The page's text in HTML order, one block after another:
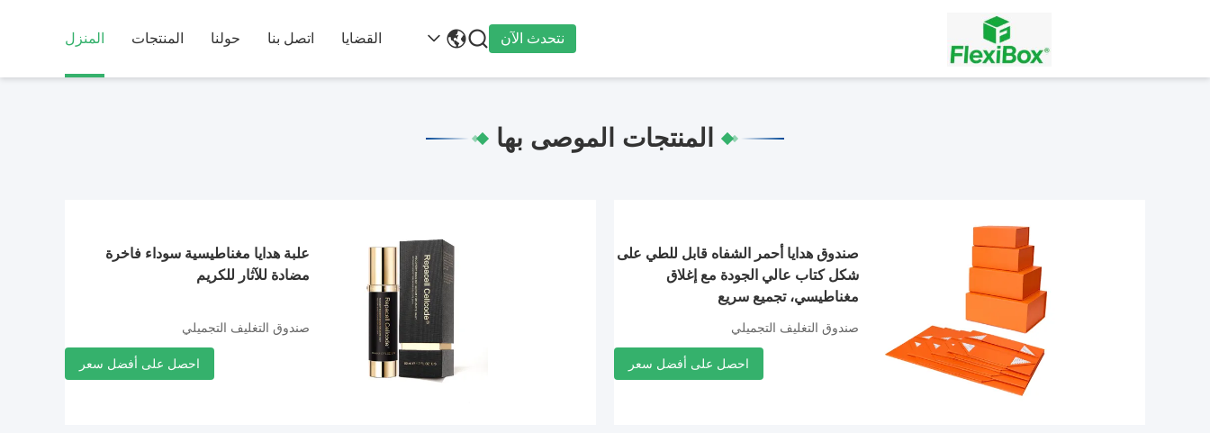
المنزل المنتجات حولنا اتصل بنا القضايا نتحدث الآن 
المنتجات الموصى بها
صندوق هدايا أحمر الشفاه قابل للطي على
شكل كتاب عالي الجودة مع إغلاق
مغناطيسي، تجميع سريع
صندوق التغليف التجميلي
احصل على أفضل سعر
علبة هدايا مغناطيسية سوداء فاخرة
مضادة للآثار للكريم
صندوق التغليف التجميلي
احصل على أفضل سعر